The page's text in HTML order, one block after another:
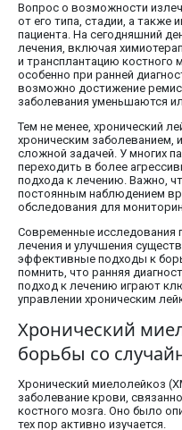
Вопрос о возможности
от его типа, стадии, а также
пациента. На сегодняшний
лечения, включая
и трансплантацию костного
особенно при ранней
возможно достижение
заболевания уменьшаются
Тем не менее, хронический
хроническим заболеванием,
сложной задачей. У многих
переходить в более
подхода к лечению. Важно,
постоянным наблюдением
обследования для
Современные
лечения и улучшения
эффективные подходы к
помнить, что ранняя
подход к лечению играют
управлении хроническим
Хронический
борьбы со
Хронический миелолейкоз
заболевание крови,
костного мозга. Оно было
тех пор активно изучается.